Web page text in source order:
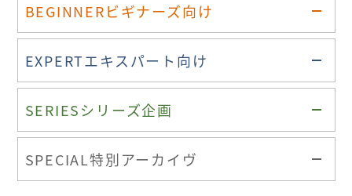
BEGINNERビギナーズ向け
EXPERTエキスパート向け
SERIESシリーズ企画
SPECIAL特別アーカイヴ